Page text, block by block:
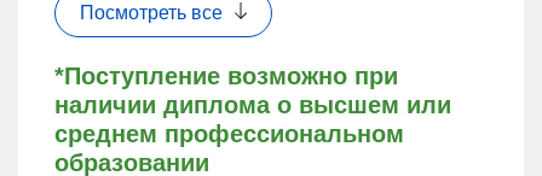
*Поступление возможно при
наличии диплома о высшем или
среднем профессиональном
образовании
Посмотреть все